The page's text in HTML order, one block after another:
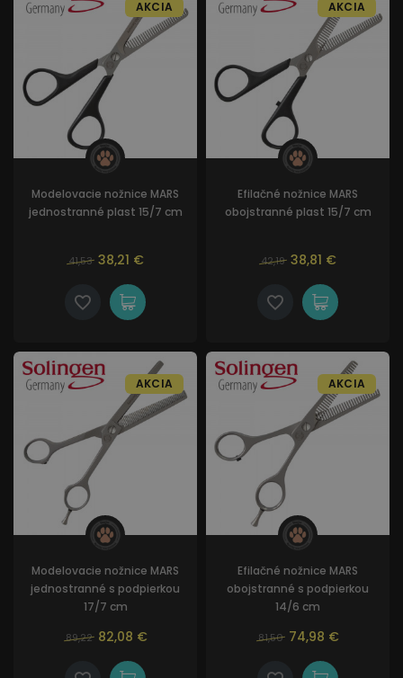
(menej hustá). Pes po prestrihaní efilačnými
nožnicami nie je tak huňatý.
Modelovacie nožnice MARS
jednostranné plast 15/7 cm
41,53 38,21 €
AKCIA
Efilačné nožnice MARS
obojstranné plast 15/7 cm
42,19 38,81 €
AKCIA
Modelovacie nožnice MARS
jednostranné s podpierkou
17/7 cm
89,22 82,08 €
AKCIA
Efilačné nožnice MARS
obojstranné s podpierkou
14/6 cm
81,50 74,98 €
AKCIA